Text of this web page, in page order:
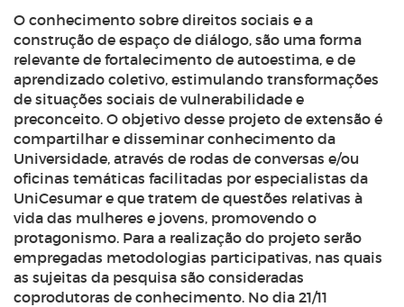
O conhecimento sobre direitos sociais e a
construção de espaço de diálogo, são uma forma
relevante de fortalecimento de autoestima, e de
aprendizado coletivo, estimulando transformações
de situações sociais de vulnerabilidade e
preconceito. O objetivo desse projeto de extensão é
compartilhar e disseminar conhecimento da
Universidade, através de rodas de conversas e/ou
oficinas temáticas facilitadas por especialistas da
UniCesumar e que tratem de questões relativas à
vida das mulheres e jovens, promovendo o
protagonismo. Para a realização do projeto serão
empregadas metodologias participativas, nas quais
as sujeitas da pesquisa são consideradas
coprodutoras de conhecimento. No dia 21/11